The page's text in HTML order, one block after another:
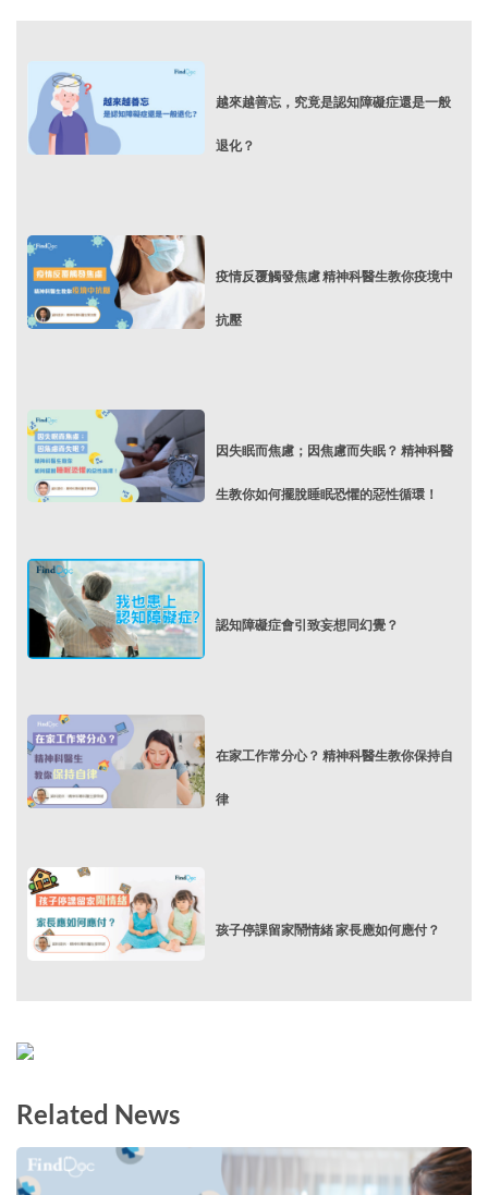
越來越善忘，究竟是認知障礙症還是一般
退化？
疫情反覆觸發焦慮 精神科醫生教你疫境中
抗壓
因失眠而焦慮；因焦慮而失眠？ 精神科醫
生教你如何擺脫睡眠恐懼的惡性循環！
認知障礙症會引致妄想同幻覺？
在家工作常分心？ 精神科醫生教你保持自
律
孩子停課留家鬧情緒 家長應如何應付？
Related News